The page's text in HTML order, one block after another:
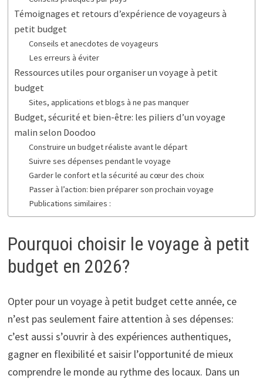
Témoignages et retours d’expérience de voyageurs à
petit budget
Conseils et anecdotes de voyageurs
Les erreurs à éviter
Ressources utiles pour organiser un voyage à petit
budget
Sites, applications et blogs à ne pas manquer
Budget, sécurité et bien-être: les piliers d’un voyage
malin selon Doodoo
Construire un budget réaliste avant le départ
Suivre ses dépenses pendant le voyage
Garder le confort et la sécurité au cœur des choix
Passer à l’action: bien préparer son prochain voyage
Publications similaires :
Pourquoi choisir le voyage à petit
budget en 2026?
Opter pour un voyage à petit budget cette année, ce
n’est pas seulement faire attention à ses dépenses:
c’est aussi s’ouvrir à des expériences authentiques,
gagner en flexibilité et saisir l’opportunité de mieux
comprendre le monde au rythme des locaux. Dans un